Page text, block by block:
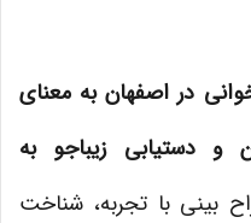
در اصفهان به معنای
و دستیابی زیباجو به
بینی با تجربه، شناخت